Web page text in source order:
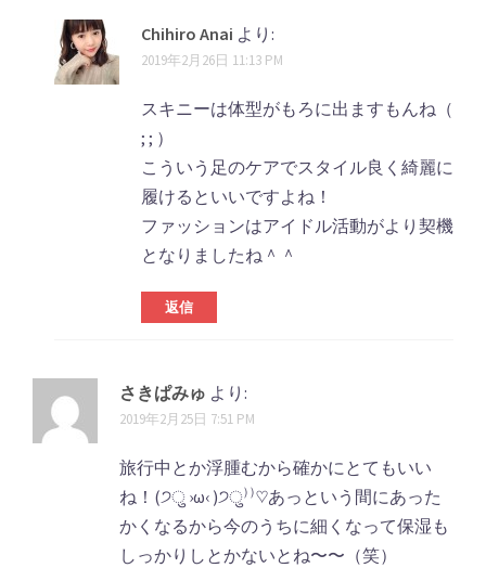
Chihiro Anai より:
2019年2月26日 11:13 PM
スキニーは体型がもろに出ますもんね（
; ; ）
こういう足のケアでスタイル良く綺麗に
履けるといいですよね！
ファッションはアイドル活動がより契機
となりましたね＾＾
返信
さきぱみゅ より:
2019年2月25日 7:51 PM
旅行中とか浮腫むから確かにとてもいい
ね！(੭ु ›ω‹ )੭ु⁾⁾♡あっという間にあった
かくなるから今のうちに細くなって保湿も
しっかりしとかないとね〜〜（笑）